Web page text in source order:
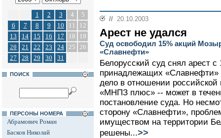
1 2 3 4
5
6
7 8 9 10 11
12
13
14 15 16 17 18
19
20
21 22 23 24 25 26
27
28 29 30 31
ПОИСК
ПЕРСОНЫ НОМЕРА
Абрамович Роман
Басков Николай
// 20.10.2003
Арест не удался
Суд освободил 15% акций
«Славнефти»
Белорусский суд снял арест
принадлежащих «Славнефти»
дело в отношении
«МНПЗ плюс» -- может в
постановление суда. Но
сторону «Славнефти»,
имуществом на территории
решены...>>